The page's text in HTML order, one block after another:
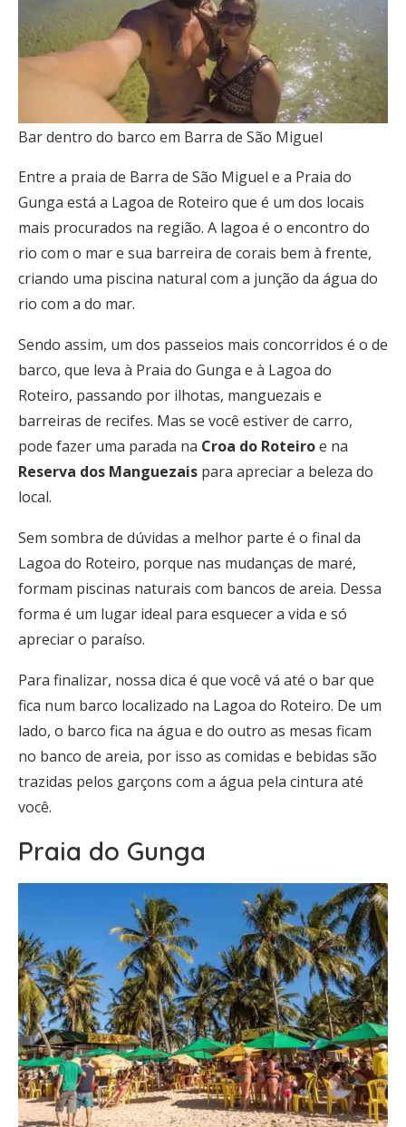
Bar dentro do barco em Barra de São Miguel
Entre a praia de Barra de São Miguel e a Praia do
Gunga está a Lagoa de Roteiro que é um dos locais
mais procurados na região. A lagoa é o encontro do
rio com o mar e sua barreira de corais bem à frente,
criando uma piscina natural com a junção da água do
rio com a do mar.
Sendo assim, um dos passeios mais concorridos é o de
barco, que leva à Praia do Gunga e à Lagoa do
Roteiro, passando por ilhotas, manguezais e
barreiras de recifes. Mas se você estiver de carro,
pode fazer uma parada na Croa do Roteiroe na
Reserva dos Manguezais para apreciar a beleza do
local.
Sem sombra de dúvidas a melhor parte é o final da
Lagoa do Roteiro, porque nas mudanças de maré,
formam piscinas naturais com bancos de areia. Dessa
forma é um lugar ideal para esquecer a vida e só
apreciar o paraíso.
Para finalizar, nossa dica é que você vá até o bar que
fica num barco localizado na Lagoa do Roteiro. De um
lado, o barco fica na água e do outro as mesas ficam
no banco de areia, por isso as comidas e bebidas são
trazidas pelos garçons com a água pela cintura até
você.
Praia do Gunga